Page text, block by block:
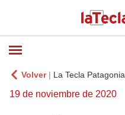
Volver| La Tecla Patagonia
19 de noviembre de 2020